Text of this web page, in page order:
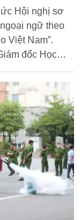
Hội nghị sơ
ngữ theo
Việt Nam”.
đốc Học